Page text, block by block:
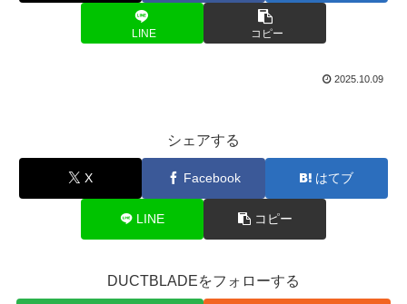
LINE コピー
2025.10.09
シェアする
X Facebook はてブ
LINE コピー
DUCTBLADEをフォローする